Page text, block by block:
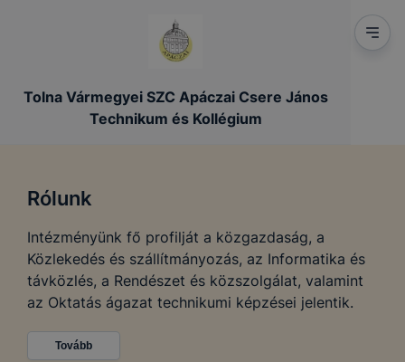
Tolna Vármegyei SZC Apáczai Csere János
Technikum és Kollégium
Rólunk
Intézményünk fő profilját a közgazdaság, a
Közlekedés és szállítmányozás, az Informatika és
távközlés, a Rendészet és közszolgálat, valamint
az Oktatás ágazat technikumi képzései jelentik.
Tovább